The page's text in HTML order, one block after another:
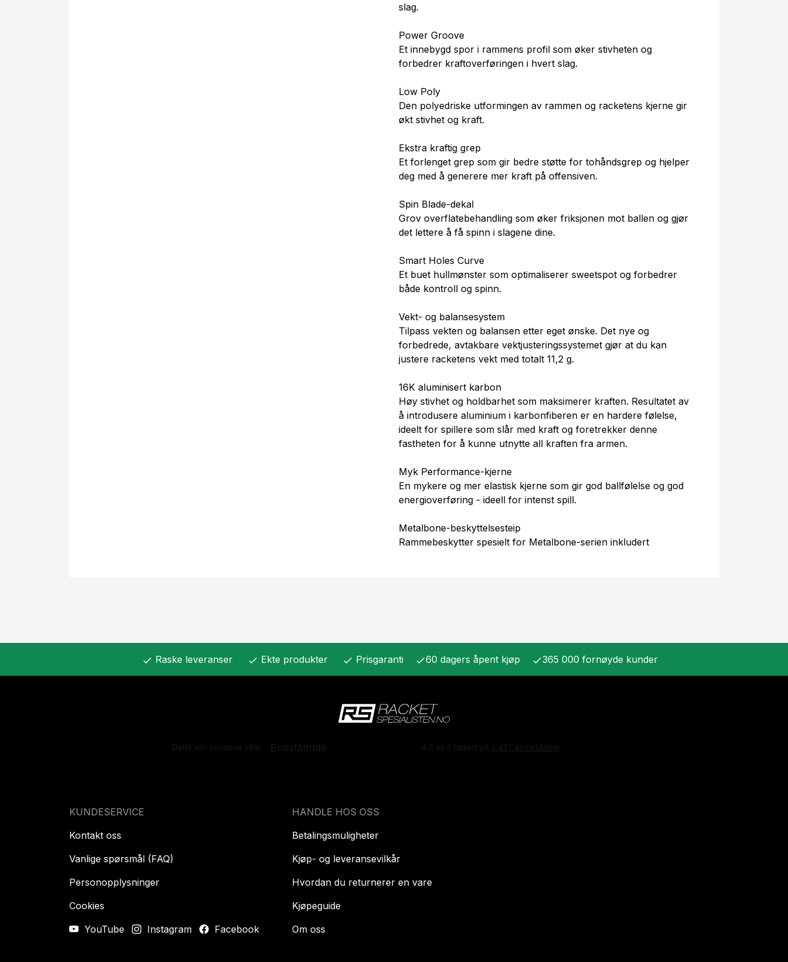
slag.
Power Groove
Et innebygd spor i rammens profil som øker stivheten og
forbedrer kraftoverføringen i hvert slag.
Low Poly
Den polyedriske utformingen av rammen og racketens kjerne gir
økt stivhet og kraft.
Ekstra kraftig grep
Et forlenget grep som gir bedre støtte for tohåndsgrep og hjelper
deg med å generere mer kraft på offensiven.
Spin Blade-dekal
Grov overflatebehandling som øker friksjonen mot ballen og gjør
det lettere å få spinn i slagene dine.
Smart Holes Curve
Et buet hullmønster som optimaliserer sweetspot og forbedrer
både kontroll og spinn.
Vekt- og balansesystem
Tilpass vekten og balansen etter eget ønske. Det nye og
forbedrede, avtakbare vektjusteringssystemet gjør at du kan
justere racketens vekt med totalt 11,2 g.
16K aluminisert karbon
Høy stivhet og holdbarhet som maksimerer kraften. Resultatet av
å introdusere aluminium i karbonfiberen er en hardere følelse,
ideelt for spillere som slår med kraft og foretrekker denne
fastheten for å kunne utnytte all kraften fra armen.
Myk Performance-kjerne
En mykere og mer elastisk kjerne som gir god ballfølelse og god
energioverføring - ideell for intenst spill.
Metalbone-beskyttelsesteip
Rammebeskytter spesielt for Metalbone-serien inkludert
check Raske leveranser check Ekte produkter check Prisgaranti check60 dagers åpent kjøp check365 000 fornøyde kunder
KUNDESERVICE
Kontakt oss
Vanlige spørsmål (FAQ)
Personopplysninger
Cookies
YouTube
Instagram Facebook
HANDLE HOS OSS
Betalingsmuligheter
Kjøp- og leveransevilkår
Hvordan du returnerer en vare
Kjøpeguide
Om oss